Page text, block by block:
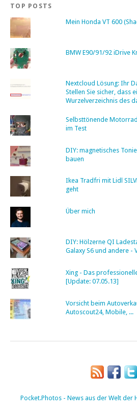
TOP POSTS
Mein Honda VT 600
BMW E90/91/92 iDrive
Nextcloud Lösung: Ihr
Stellen Sie sicher, dass
Wurzelverzeichnis des
Selbsttönende
im Test
DIY: magnetisches
bauen
Ikea Tradfri mit Lidl
geht
Über mich
DIY: Hölzerne QI
Galaxy S6 und andere -
Xing - Das
[Update: 07.05.13]
Vorsicht beim
Autoscout24, Mobile, ...
Pocket.Photos - News aus der Welt